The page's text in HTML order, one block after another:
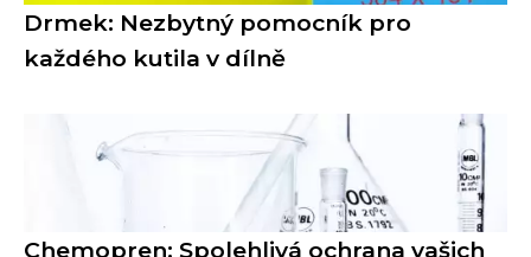
Drmek: Nezbytný pomocník pro
každého kutila v dílně
Chemopren: Spolehlivá ochrana vašich